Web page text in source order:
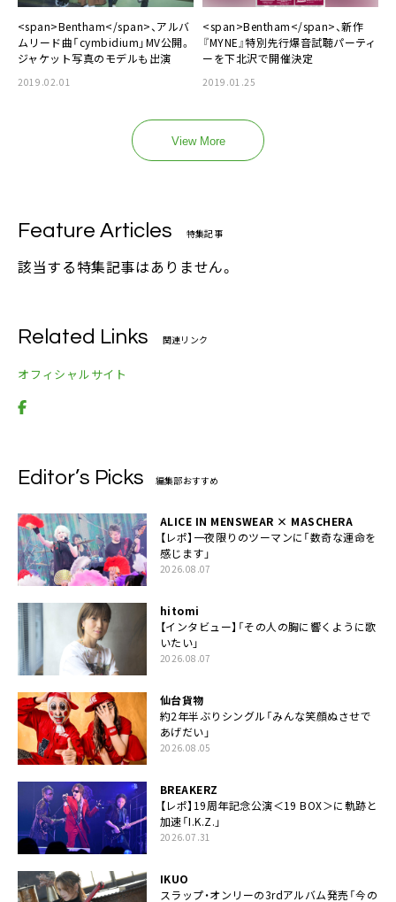
<span>Bentham</span>、アルバ
ムリード曲「cymbidium」MV公開。
ジャケット写真のモデルも出演
2019.02.01
<span>Bentham</span>、新作
『MYNE』特別先行爆音試聴パーティ
ーを下北沢で開催決定
2019.01.25
View More
Feature Articles 特集記事
該当する特集記事はありません。
Related Links 関連リンク
オフィシャルサイト
Editor’s Picks 編集部おすすめ
ALICE IN MENSWEAR × MASCHERA
【レポ】一夜限りのツーマンに「数奇な運命を
感じます」
2026.08.07
hitomi
【インタビュー】「その人の胸に響くように歌
いたい」
2026.08.07
仙台貨物
約2年半ぶりシングル「みんな笑顔ぬさせで
あげだい」
2026.08.05
BREAKERZ
【レポ】19周年記念公演＜19 BOX＞に軌跡と
加速「I.K.Z.」
2026.07.31
IKUO
スラップ・オンリーの3rdアルバム発売「今の